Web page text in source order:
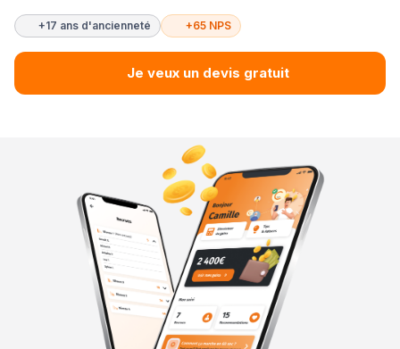
+17 ans d'ancienneté +65 NPS
Je veux un devis gratuit